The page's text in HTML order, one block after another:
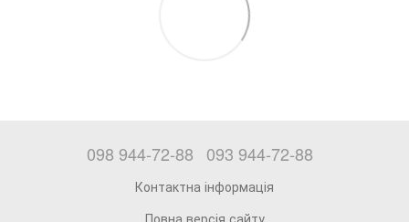
098 944-72-88 093 944-72-88
Контактна інформація
Повна версія сайту